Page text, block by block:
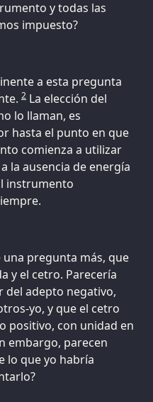
y todas las
impuesto?
a esta pregunta
2 La elección del
lo llaman, es
hasta el punto en que
comienza a utilizar
la ausencia de energía
instrumento
pregunta más, que
y el cetro. Parecería
del adepto negativo,
yo, y que el cetro
positivo, con unidad en
embargo, parecen
lo que yo habría